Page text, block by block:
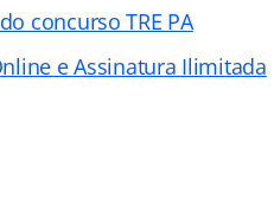
concurso TRE PA
e Assinatura Ilimitada